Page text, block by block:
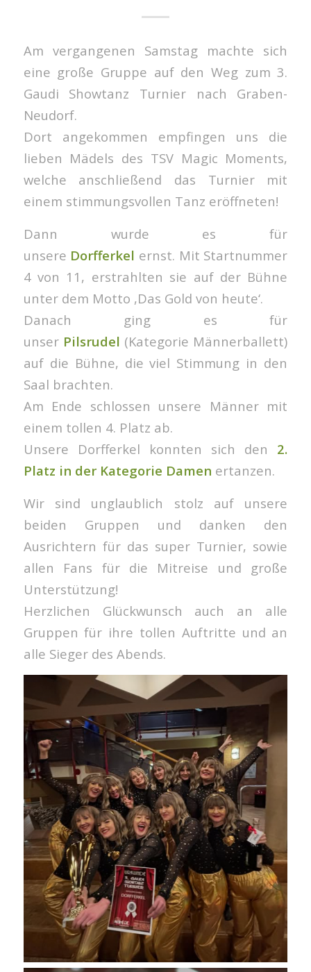
Am vergangenen Samstag machte sich
eine große Gruppe auf den Weg zum 3.
Gaudi Showtanz Turnier nach Graben-
Neudorf.
Dort angekommen empfingen uns die
lieben Mädels des TSV Magic Moments,
welche anschließend das Turnier mit
einem stimmungsvollen Tanz eröffneten!
Dann wurde es für
unsere Dorfferkel ernst. Mit Startnummer
4 von 11, erstrahlten sie auf der Bühne
unter dem Motto ,Das Gold von heute‘.
Danach ging es für
unser Pilsrudel (Kategorie Männerballett)
auf die Bühne, die viel Stimmung in den
Saal brachten.
Am Ende schlossen unsere Männer mit
einem tollen 4. Platz ab.
Unsere Dorfferkel konnten sich den 2.
Platz in der Kategorie Damen ertanzen.
Wir sind unglaublich stolz auf unsere
beiden Gruppen und danken den
Ausrichtern für das super Turnier, sowie
allen Fans für die Mitreise und große
Unterstützung!
Herzlichen Glückwunsch auch an alle
Gruppen für ihre tollen Auftritte und an
alle Sieger des Abends.